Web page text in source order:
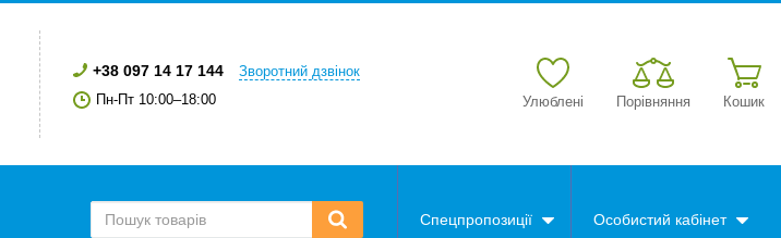
+38 097 14 17 144
Зворотний дзвінок
Пн-Пт 10:00–18:00
Улюблені Порівняння Кошик
Спецпропозиції Особистий кабінет